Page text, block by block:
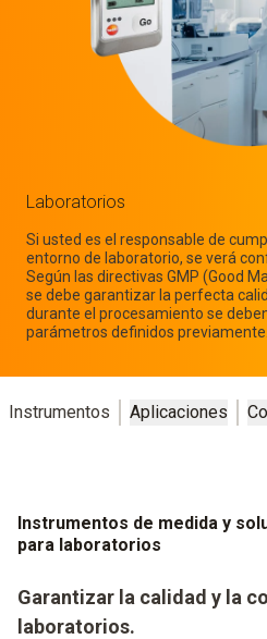
Laboratorios
Si usted es el responsable de
entorno de laboratorio, se verá
Según las directivas GMP (Good
se debe garantizar la perfecta
durante el procesamiento se
parámetros definidos previamente.
Instrumentos Aplicaciones
Instrumentos de medida y
para laboratorios
Garantizar la calidad y la
laboratorios.